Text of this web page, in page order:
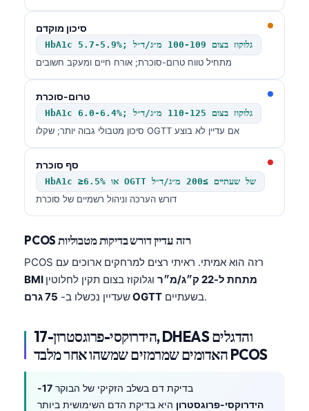
סיכון מוקדם
HbA1c 5.7-5.9%; גלוקוז בצום 100-109 מ״ג/ד״ל
מתחיל טווח טרום-סוכרת; אורח חיים ומעקב חשובים
טרום-סוכרת
HbA1c 6.0-6.4%; גלוקוז בצום 110-125 מ״ג/ד״ל
סיכון מטבולי גבוה יותר; שקלו OGTT אם עדיין לא בוצע
סף סוכרת
HbA1c ≥6.5% או OGTT של שעתיים ≥200 מ״ג/ד״ל
דורש הערכה וניהול רשמיים של סוכרת
PCOS רזה עדיין דורש בדיקות מטבוליות
PCOS רזה הוא אמיתי. ראיתי רצים למרחקים ארוכים עם
BMI מתחת ל-22 ק״ג/מ״ר
וגלוקוז בצום תקין לחלוטין
שעדיין נכשלו ב-75 גרם OGTT בשעתיים.
17-הידרוקסי-פרוגסטרון, DHEAS והדגלים
האדומים שמרמזים שמשהו אחר מלבד PCOS
בדיקת דם בשלב הזקיקי של הבוקר
17-
הידרוקסי-פרוגסטרון היא בדיקת הדם השימושית ביותר
Magyar
বাংলা
తెలుగు
தமிழ்
ગુજરાતી
ಕನ್ನಡ
മലയാളം
Bahasa Melayu
Tiếng Việt
Tagalog
ไทย
ဗမာစာ
ភាសាខ្មែរ
Kiswahili
አማርኛ